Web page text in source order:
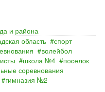
и района
область
спорт
волейбол
школа №4
поселок
соревнования
гимназия №2